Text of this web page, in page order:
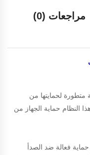
مراجعات (0)
متطورة لحمايتها من
النظام حماية الجهاز من
فعالة ضد الصدأ